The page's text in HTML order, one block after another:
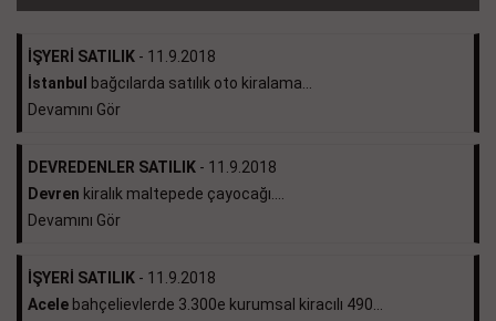
İŞYERİ SATILIK - 11.9.2018
İstanbul
bağcılarda satılık oto kiralama...
Devamını Gör
DEVREDENLER SATILIK - 11.9.2018
Devren kiralık maltepede çayocağı....
Devamını Gör
İŞYERİ SATILIK - 11.9.2018
Acele bahçelievlerde 3.300e kurumsal kiracılı 490...